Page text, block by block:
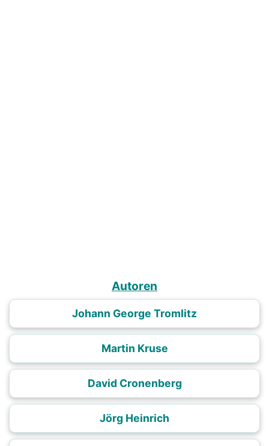
Autoren
Johann George Tromlitz
Martin Kruse
David Cronenberg
Jörg Heinrich